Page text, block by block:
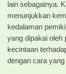
lain sebagainya.
menunjukkan
kedalaman
yang dipakai oleh
kecintaan
dengan cara